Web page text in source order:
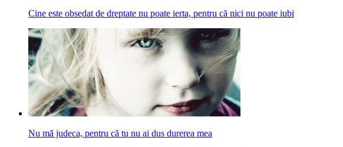
Cine este obsedat de dreptate nu poate ierta, pentru că nici nu poate iubi
Nu mă judeca, pentru că tu nu ai dus durerea mea